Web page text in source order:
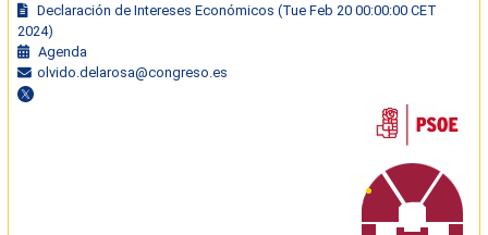
Declaración de Intereses Económicos (Tue Feb 20 00:00:00 CET
2024)
Agenda
olvido.delarosa@congreso.es